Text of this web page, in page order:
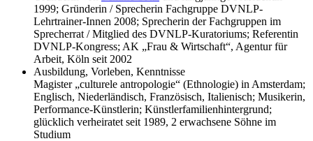
1999; Gründerin / Sprecherin Fachgruppe DVNLP-
Lehrtrainer-Innen 2008; Sprecherin der Fachgruppen im
Sprecherrat / Mitglied des DVNLP-Kuratoriums; Referentin
DVNLP-Kongress; AK „Frau & Wirtschaft“, Agentur für
Arbeit, Köln seit 2002
Ausbildung, Vorleben, Kenntnisse
Magister „culturele antropologie“ (Ethnologie) in Amsterdam;
Englisch, Niederländisch, Französisch, Italienisch; Musikerin,
Performance-Künstlerin; Künstlerfamilienhintergrund;
glücklich verheiratet seit 1989, 2 erwachsene Söhne im
Studium